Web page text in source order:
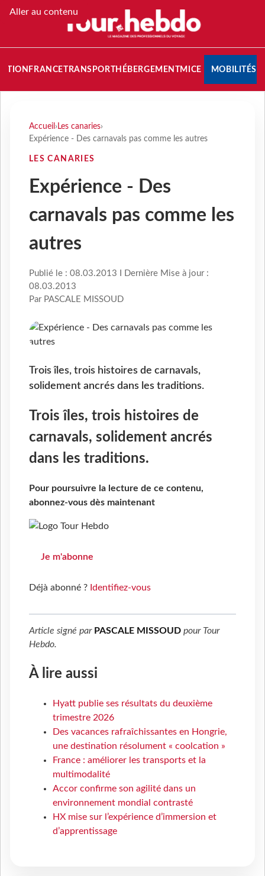
Aller au contenu
FRANCETRANSPORT HÉBERGEMENTMICE MOBILITÉS
Accueil › Les canaries›
Expérience - Des carnavals pas comme les autres
LES CANARIES
Expérience - Des
carnavals pas comme les
autres
Publié le : 08.03.2013 I Dernière Mise à jour :
08.03.2013
Par PASCALE MISSOUD
Trois îles, trois histoires de carnavals,
solidement ancrés dans les traditions.
Trois îles, trois histoires de
carnavals, solidement ancrés
dans les traditions.
Pour poursuivre la lecture de ce contenu,
abonnez-vous dès maintenant
Je m'abonne
Déjà abonné ? Identifiez-vous
Article signé par PASCALE MISSOUD pour Tour
Hebdo.
À lire aussi
Hyatt publie ses résultats du deuxième
trimestre 2026
Des vacances rafraîchissantes en Hongrie,
une destination résolument « coolcation »
France : améliorer les transports et la
multimodalité
Accor confirme son agilité dans un
environnement mondial contrasté
HX mise sur l’expérience d’immersion et
d’apprentissage